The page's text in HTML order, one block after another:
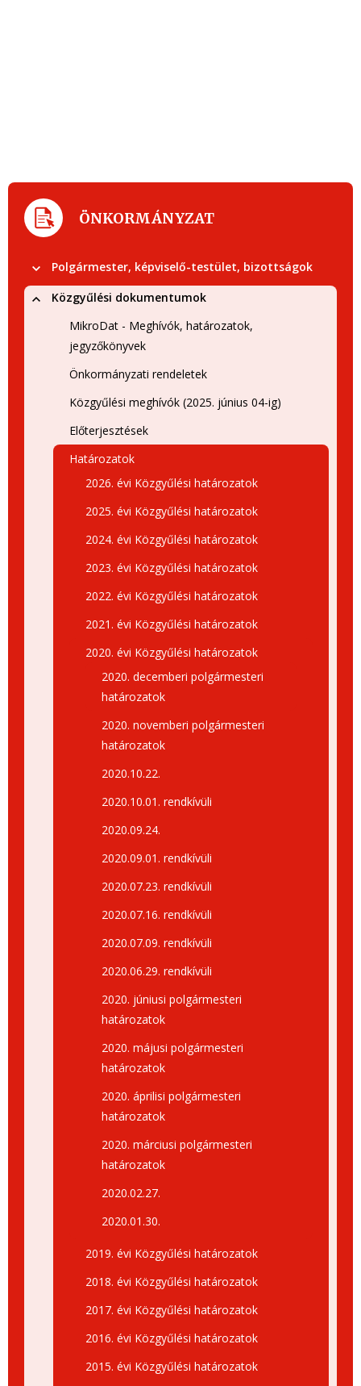
ÖNKORMÁNYZAT
Polgármester, képviselő-testület, bizottságok
Közgyűlési dokumentumok
MikroDat - Meghívók, határozatok,
jegyzőkönyvek
Önkormányzati rendeletek
Közgyűlési meghívók (2025. június 04-ig)
Előterjesztések
Határozatok
2026. évi Közgyűlési határozatok
2025. évi Közgyűlési határozatok
2024. évi Közgyűlési határozatok
2023. évi Közgyűlési határozatok
2022. évi Közgyűlési határozatok
2021. évi Közgyűlési határozatok
2020. évi Közgyűlési határozatok
2020. decemberi polgármesteri
határozatok
2020. novemberi polgármesteri
határozatok
2020.10.22.
2020.10.01. rendkívüli
2020.09.24.
2020.09.01. rendkívüli
2020.07.23. rendkívüli
2020.07.16. rendkívüli
2020.07.09. rendkívüli
2020.06.29. rendkívüli
2020. júniusi polgármesteri
határozatok
2020. májusi polgármesteri
határozatok
2020. áprilisi polgármesteri
határozatok
2020. márciusi polgármesteri
határozatok
2020.02.27.
2020.01.30.
2019. évi Közgyűlési határozatok
2018. évi Közgyűlési határozatok
2017. évi Közgyűlési határozatok
2016. évi Közgyűlési határozatok
2015. évi Közgyűlési határozatok